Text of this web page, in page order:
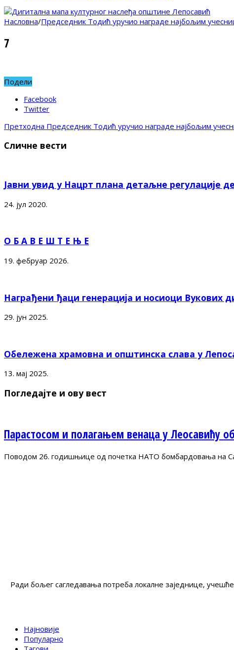
Насловна/Председник Тодић уручио награде најбољим
7
Подели
Facebook
Twitter
Претходна Председник Тодић уручио награде најбољим
Сличне вести
Јавни увид у Нацрт плана детаљне регулације
24. јул 2020.
О Б А В Е Ш Т Е Њ Е
19. фебруар 2026.
Награђени ђаци генерација и носиоци Вукових
29. јун 2025.
Обележена храмовна и општинска слава у
13. мај 2025.
Погледајте и ову вест
Парастосом и полагањем венаца у Леосавићу
Поводом 26. годишњице од почетка НАТО бомбардовања на
Ради бољег сагледавања потреба локалне заједнице,
Најновије
Популарно